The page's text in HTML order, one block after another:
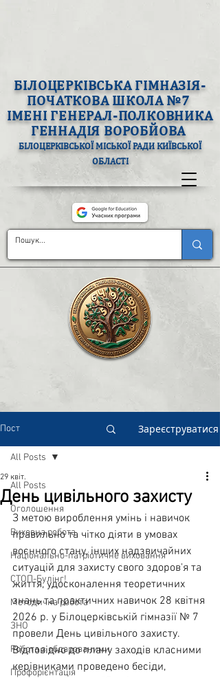
БІЛОЦЕРКІВСЬКА ГІМНАЗІЯ-
ПОЧАТКОВА ШКОЛА №7
ІМЕНІ ГЕНЕРАЛ-ПОЛКОВНИКА
ГЕННАДІЯ ВОРОБЙОВА
БІЛОЦЕРКІВСЬКОЇ МІСЬКОЇ РАДИ КИЇВСЬКОЇ
ОБЛАСТІ
Пост Зареєструватися
All Posts
Оголошення
Виховна робота
Національно-патріотичне виховання
СТОП-Булінг!
Методична робота
ЗНО
Робота з обдарованими
Профорієнтація
All Posts
День цивільного захисту
29 квіт.
З метою вироблення умінь і навичок
правильно та чітко діяти в умовах
воєнного стану, інших надзвичайних
ситуацій для захисту свого здоров'я та
життя, удосконалення теоретичних
знань та практичних навичок 28 квітня
2026 р. у Білоцерківській гімназії № 7
провели День цивільного захисту.
Відповідно до плану заходів класними
керівниками проведено бесіди,